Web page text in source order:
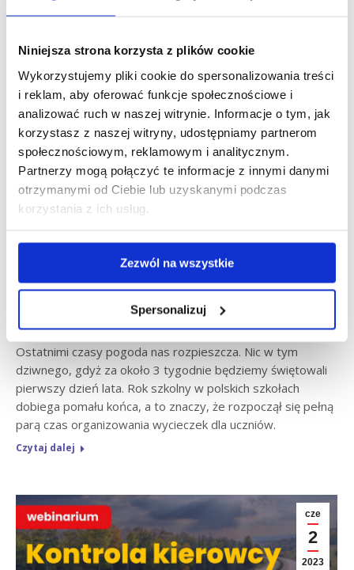
Niniejsza strona korzysta z plików cookie
Wykorzystujemy pliki cookie do spersonalizowania treści
i reklam, aby oferować funkcje społecznościowe i
analizować ruch w naszej witrynie. Informacje o tym, jak
korzystasz z naszej witryny, udostępniamy partnerom
społecznościowym, reklamowym i analitycznym.
Partnerzy mogą połączyć te informacje z innymi danymi
otrzymanymi od Ciebie lub uzyskanymi podczas
korzystania z ich usług.
Zezwól na wszystkie
Spersonalizuj
5
rodzic. Jak zadbać o
bezpieczeństwo swoich dzieci
podczas wypoczynku?
Aktualności,Artykuły eksperckie pon., 05 cze 2023
Ostatnimi czasy pogoda nas rozpieszcza. Nic w tym
dziwnego, gdyż za około 3 tygodnie będziemy świętowali
pierwszy dzień lata. Rok szkolny w polskich szkołach
dobiega pomału końca, a to znaczy, że rozpoczął się pełną
parą czas organizowania wycieczek dla uczniów.
Czytaj dalej
cze
2
2023